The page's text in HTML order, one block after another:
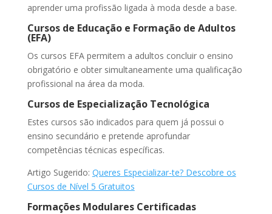
aprender uma profissão ligada à moda desde a base.
Cursos de Educação e Formação de Adultos
(EFA)
Os cursos EFA permitem a adultos concluir o ensino
obrigatório e obter simultaneamente uma qualificação
profissional na área da moda.
Cursos de Especialização Tecnológica
Estes cursos são indicados para quem já possui o
ensino secundário e pretende aprofundar
competências técnicas específicas.
Artigo Sugerido: Queres Especializar-te? Descobre os
Cursos de Nível 5 Gratuitos
Formações Modulares Certificadas